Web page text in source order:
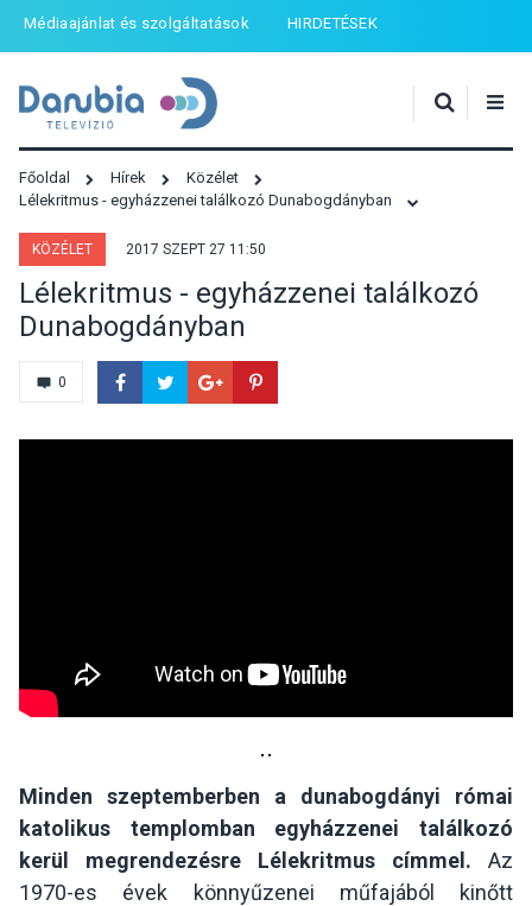
Médiaajánlat és szolgáltatások HIRDETÉSEK
Főoldal Hírek
Közélet
Lélekritmus - egyházzenei találkozó Dunabogdányban
KÖZÉLET 2017 SZEPT 27 11:50
Lélekritmus - egyházzenei találkozó
Dunabogdányban
0
Minden szeptemberben a dunabogdányi római
katolikus templomban egyházzenei találkozó
kerül megrendezésre Lélekritmus címmel. Az
1970-es évek könnyűzenei műfajából kinőtt